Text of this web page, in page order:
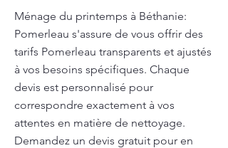
Ménage du printemps à Béthanie:
Pomerleau s'assure de vous offrir des
tarifs Pomerleau transparents et ajustés
à vos besoins spécifiques. Chaque
devis est personnalisé pour
correspondre exactement à vos
attentes en matière de nettoyage.
Demandez un devis gratuit pour en